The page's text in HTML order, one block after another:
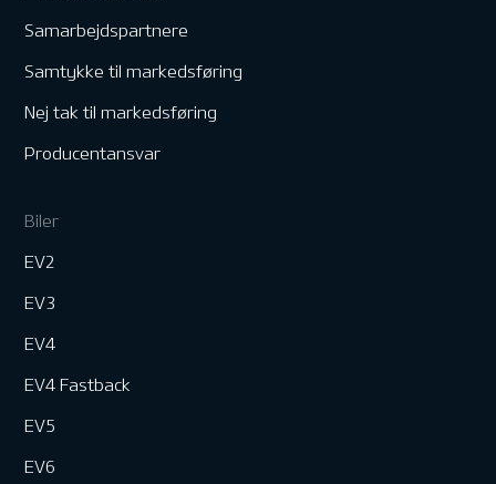
Samarbejdspartnere
Samtykke til markedsføring
Nej tak til markedsføring
Producentansvar
Biler
EV2
EV3
EV4
EV4 Fastback
EV5
EV6